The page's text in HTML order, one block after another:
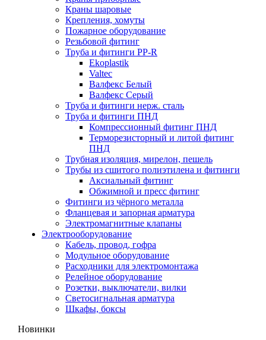
Краны шаровые
Крепления, хомуты
Пожарное оборудование
Резьбовой фитинг
Труба и фитинги PP-R
Ekoplastik
Valtec
Валфекс Белый
Валфекс Серый
Труба и фитинги нерж. сталь
Труба и фитинги ПНД
Компрессионный фитинг ПНД
Терморезисторный и литой фитинг
ПНД
Трубная изоляция, мирелон, пешель
Трубы из сшитого полиэтилена и фитинги
Аксиальный фитинг
Обжимной и пресс фитинг
Фитинги из чёрного металла
Фланцевая и запорная арматура
Электромагнитные клапаны
Электрооборудование
Кабель, провод, гофра
Модульное оборудование
Расходники для электромонтажа
Релейное оборудование
Розетки, выключатели, вилки
Светосигнальная арматура
Шкафы, боксы
Новинки